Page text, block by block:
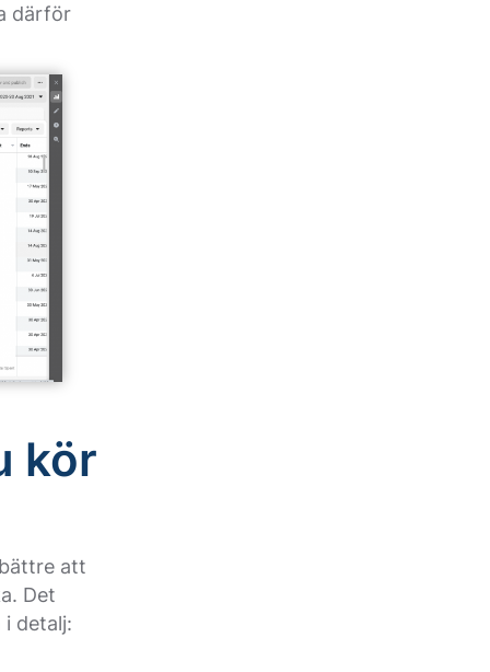
därför
kör
att
Det
detalj: